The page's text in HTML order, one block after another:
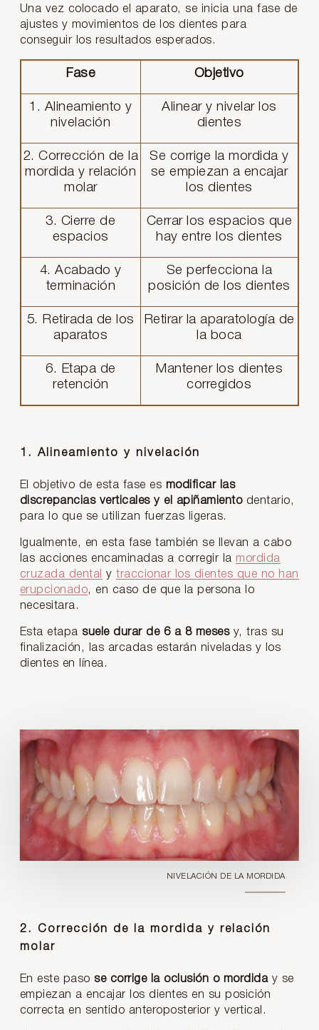
Una vez colocado el aparato, se inicia una fase de
ajustes y movimientos de los dientes para
conseguir los resultados esperados.
Fase Objetivo
1. Alineamiento y
nivelación
Alinear y nivelar los
dientes
2. Corrección de la
mordida y relación
molar
Se corrige la mordida y
se empiezan a encajar
los dientes
3. Cierre de
espacios
Cerrar los espacios que
hay entre los dientes
4. Acabado y
terminación
Se perfecciona la
posición de los dientes
5. Retirada de los
aparatos
Retirar la aparatología de
la boca
6. Etapa de
retención
Mantener los dientes
corregidos
1. Alineamiento y nivelación
El objetivo de esta fase es modificar las
discrepancias verticales y el apiñamiento dentario,
para lo que se utilizan fuerzas ligeras.
Igualmente, en esta fase también se llevan a cabo
las acciones encaminadas a corregir la mordida
cruzada dental
ytraccionar los dientes que no han
erupcionado, en caso de que la persona lo
necesitara.
Esta etapa suele durar de 6 a 8 mesesy, tras su
finalización, las arcadas estarán niveladas y los
dientes en línea.
NIVELACIÓN DE LA MORDIDA
2. Corrección de la mordida y relación
molar
En este paso se corrige la oclusión o mordiday se
empiezan a encajar los dientes en su posición
correcta en sentido anteroposterior y vertical.